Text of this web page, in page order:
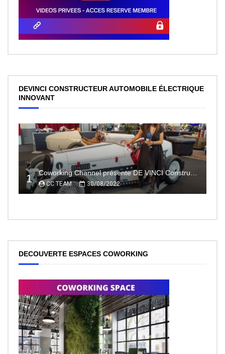
DEVINCI CONSTRUCTEUR AUTOMOBILE ÉLECTRIQUE
INNOVANT
1 Coworking Channel présente DE VINCI Constructeur automobile électrique innovant 100% made In France
CC TEAM 30/08/2022
DECOUVERTE ESPACES COWORKING